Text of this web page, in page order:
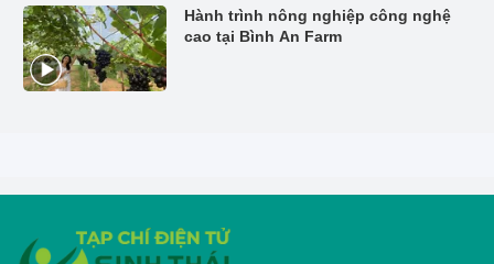
Hành trình nông nghiệp công nghệ
cao tại Bình An Farm